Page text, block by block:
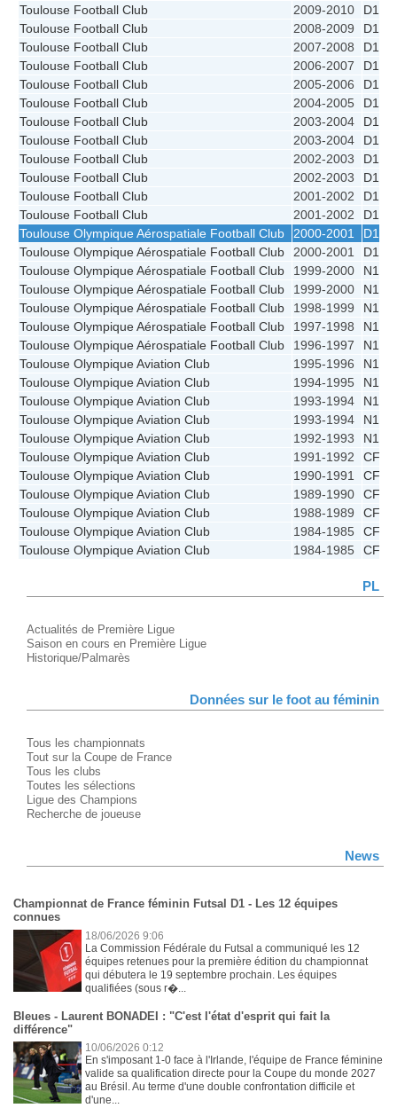
Toulouse Football Club
2009-2010
D1
Toulouse Football Club
2008-2009
D1
Toulouse Football Club
2007-2008
D1
Toulouse Football Club
2006-2007
D1
Toulouse Football Club
2005-2006
D1
Toulouse Football Club
2004-2005
D1
Toulouse Football Club
2003-2004
D1 -
Toulouse Football Club
2003-2004
D1
Toulouse Football Club
2002-2003
D1 -
Toulouse Football Club
2002-2003
D1
Toulouse Football Club
2001-2002
D1 -
Toulouse Football Club
2001-2002
D1
Toulouse Olympique Aérospatiale Football Club
2000-2001
D1 -
Toulouse Olympique Aérospatiale Football Club
2000-2001
D1
Toulouse Olympique Aérospatiale Football Club
1999-2000
N1A
Toulouse Olympique Aérospatiale Football Club
1999-2000
N1A
Toulouse Olympique Aérospatiale Football Club
1998-1999
N1A
Toulouse Olympique Aérospatiale Football Club
1997-1998
N1A
Toulouse Olympique Aérospatiale Football Club
1996-1997
N1A
Toulouse Olympique Aviation Club
1995-1996
N1A
Toulouse Olympique Aviation Club
1994-1995
N1A
Toulouse Olympique Aviation Club
1993-1994
N1B
Toulouse Olympique Aviation Club
1993-1994
N1B
Toulouse Olympique Aviation Club
1992-1993
N1A
Toulouse Olympique Aviation Club
1991-1992
CFF
Toulouse Olympique Aviation Club
1990-1991
CFF
Toulouse Olympique Aviation Club
1989-1990
CFF
Toulouse Olympique Aviation Club
1988-1989
CFF
Toulouse Olympique Aviation Club
1984-1985
CFF
Toulouse Olympique Aviation Club
1984-1985 CFF
PL
Actualités de Première Ligue
Saison en cours en Première Ligue
Historique/Palmarès
Données sur le foot au féminin
Tous les championnats
Tout sur la Coupe de France
Tous les clubs
Toutes les sélections
Ligue des Champions
Recherche de joueuse
News
Championnat de France féminin Futsal D1 - Les 12 équipes
connues
18/06/2026 9:06
La Commission Fédérale du Futsal a communiqué les 12
équipes retenues pour la première édition du championnat
qui débutera le 19 septembre prochain. Les équipes
qualifiées (sous r�...
Bleues - Laurent BONADEI : "C'est l'état d'esprit qui fait la
différence"
10/06/2026 0:12
En s'imposant 1-0 face à l'Irlande, l'équipe de France féminine
valide sa qualification directe pour la Coupe du monde 2027
au Brésil. Au terme d'une double confrontation difficile et
d'une...